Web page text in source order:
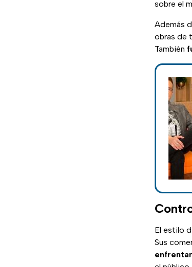
sobre el
Además
obras de
También
El estilo
Sus